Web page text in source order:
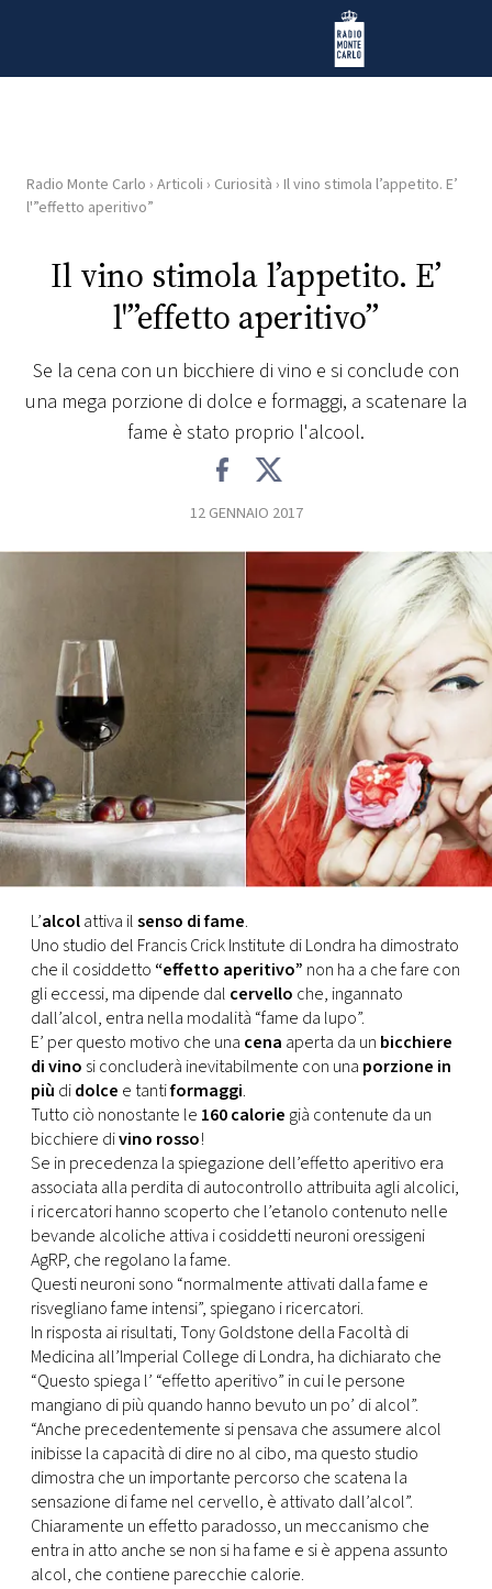
Radio Monte Carlo
HOME
RADIO
PLAYLIST
EVENTI
VIDEO
TV
PRINCIPATO
DI
RMC
CONSIGLIA
Radio Monte Carlo › Articoli › Curiosità › Il vino stimola l’appetito. E’
l'”effetto aperitivo”
Il vino stimola l’appetito. E’
l'”effetto aperitivo”
Se la cena con un bicchiere di vino e si conclude con
una mega porzione di dolce e formaggi, a scatenare la
fame è stato proprio l'alcool.
12 GENNAIO 2017
L’alcolattiva ilsenso di fame.
Uno studio del Francis Crick Institute di Londra ha dimostrato
che il cosiddetto “effetto aperitivo” non ha a che fare con
gli eccessi, ma dipende dal cervello che, ingannato
dall’alcol, entra nella modalità “fame da lupo”.
E’ per questo motivo che una cena aperta da un bicchiere
di vino si concluderà inevitabilmente con una porzione in
più didolce e tantiformaggi.
Tutto ciò nonostante le 160 calorie già contenute da un
bicchiere divino rosso!
Se in precedenza la spiegazione dell’effetto aperitivo era
associata alla perdita di autocontrollo attribuita agli alcolici,
i ricercatori hanno scoperto che l’etanolo contenuto nelle
bevande alcoliche attiva i cosiddetti neuroni oressigeni
AgRP, che regolano la fame.
Questi neuroni sono “normalmente attivati dalla fame e
risvegliano fame intensi”, spiegano i ricercatori.
In risposta ai risultati, Tony Goldstone della Facoltà di
Medicina all’Imperial College di Londra, ha dichiarato che
“Questo spiega l’ “effetto aperitivo” in cui le persone
mangiano di più quando hanno bevuto un po’ di alcol”.
“Anche precedentemente si pensava che assumere alcol
inibisse la capacità di dire no al cibo, ma questo studio
dimostra che un importante percorso che scatena la
sensazione di fame nel cervello, è attivato dall’alcol”.
Chiaramente un effetto paradosso, un meccanismo che
entra in atto anche se non si ha fame e si è appena assunto
alcol, che contiene parecchie calorie.